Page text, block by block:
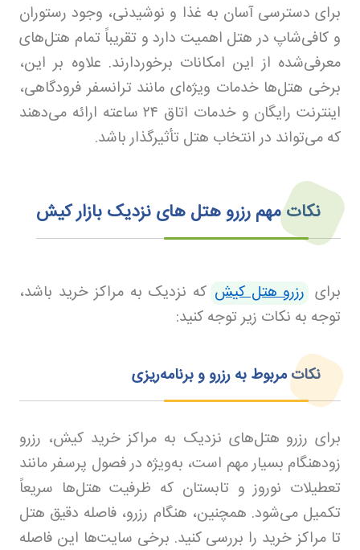
برای دسترسی آسان به غذا و نوشیدنی، وجود رستوران
و کافی‌شاپ در هتل اهمیت دارد و تقریباً تمام هتل‌های
معرفی‌شده از این امکانات برخوردارند. علاوه بر این،
برخی هتل‌ها خدمات ویژه‌ای مانند ترانسفر فرودگاهی،
اینترنت رایگان و خدمات اتاق ۲۴ساعته ارائه می‌دهند
که می‌تواند در انتخاب هتل تأثیرگذار باشد.
نکات مهم رزرو هتل‌ های نزدیک بازار کیش
برای رزرو هتل کیش که نزدیک به مراکز خرید باشد،
توجه به نکات زیر توجه کنید:
نکات مربوط به رزرو و برنامه‌ریزی
برای رزرو هتل‌های نزدیک به مراکز خرید کیش، رزرو
زودهنگام بسیار مهم است، به‌ویژه در فصول پرسفر مانند
تعطیلات نوروز و تابستان که ظرفیت هتل‌ها سریعاً
تکمیل می‌شود. همچنین، هنگام رزرو، فاصله دقیق هتل
تا مراکز خرید را بررسی کنید. برخی سایت‌ها این فاصله